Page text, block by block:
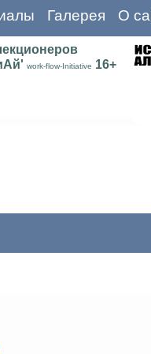
Галерея О
work-flow-Initiative 16+